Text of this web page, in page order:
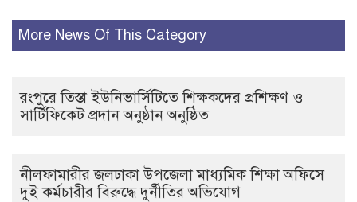
More News Of This Category
রংপুরে তিস্তা ইউনিভার্সিটিতে শিক্ষকদের প্রশিক্ষণ ও
সার্টিফিকেট প্রদান অনুষ্ঠান অনুষ্ঠিত
নীলফামারীর জলঢাকা উপজেলা মাধ্যমিক শিক্ষা অফিসে
দুই কর্মচারীর বিরুদ্ধে দুর্নীতির অভিযোগ